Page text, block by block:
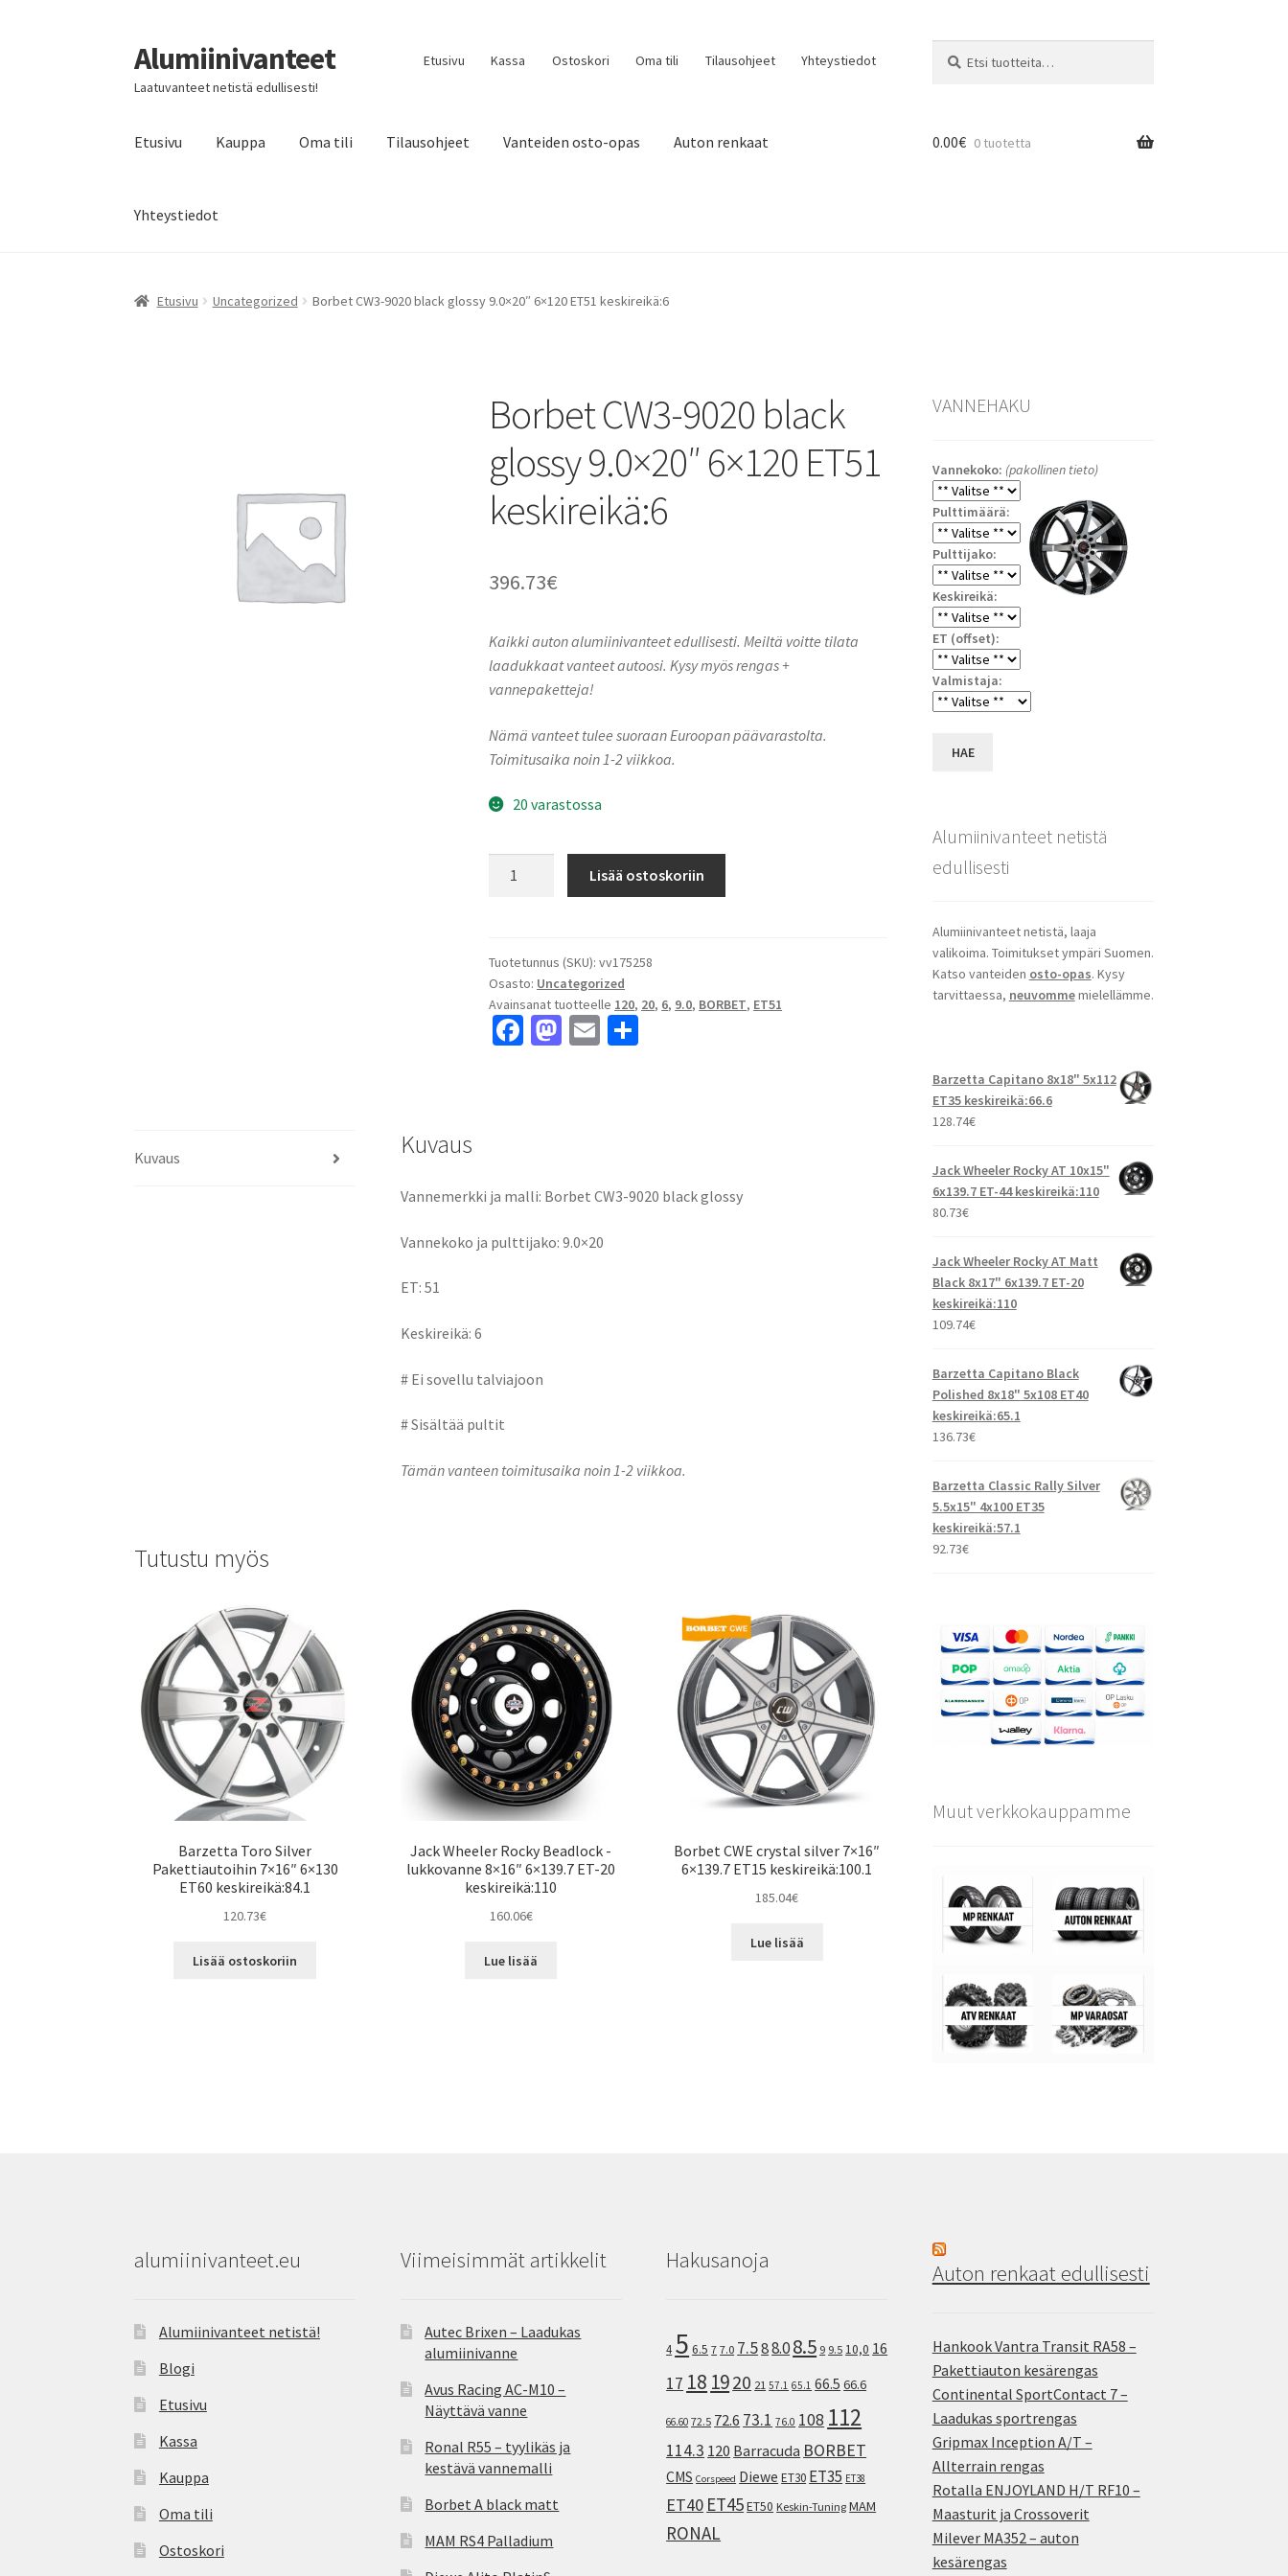
Siirry
navigointiin
Siirry
sisältöön
Alumiinivanteet
Laatuvanteet netistä edullisesti!
Etusivu Kassa Ostoskori Oma tili Tilausohjeet Yhteystiedot
Etusivu Kauppa Oma tili Tilausohjeet Vanteiden osto-opas Auton renkaat
Yhteystiedot
0.00€ 0 tuotetta
Etusivu Uncategorized Borbet CW3-9020 black glossy 9.0×20″ 6×120 ET51 keskireikä:6
Borbet CW3-9020 black
glossy 9.0×20″ 6×120 ET51
keskireikä:6
396.73€
Kaikki auton alumiinivanteet edullisesti. Meiltä voitte tilata
laadukkaat vanteet autoosi. Kysy myös rengas +
vannepaketteja!
Nämä vanteet tulee suoraan Euroopan päävarastolta.
Toimitusaika noin 1-2 viikkoa.
20 varastossa
glossy
9.0x20"
6x120
ET51
Lisää ostoskoriin
Tuotetunnus (SKU):vv175258
Osasto: Uncategorized
Avainsanat tuotteelle 120, 20, 6, 9.0, BORBET, ET51
Fa
k
M
n
E
Kuvaus Kuvaus
Vannemerkki ja malli: Borbet CW3-9020 black glossy
Vannekoko ja pulttijako: 9.0×20
ET: 51
Keskireikä: 6
# Ei sovellu talviajoon
# Sisältää pultit
Tämän vanteen toimitusaika noin 1-2 viikkoa.
Tutustu myös
Barzetta Toro Silver
Pakettiautoihin 7×16″ 6×130
ET60 keskireikä:84.1
120.73€
Lisää ostoskoriin
Jack Wheeler Rocky Beadlock -
lukkovanne 8×16″ 6×139.7 ET-20
keskireikä:110
160.06€
Lue lisää
Borbet CWE crystal silver 7×16″
6×139.7 ET15 keskireikä:100.1
185.04€
Lue lisää
VANNEHAKU
Vannekoko: (pakollinen tieto)
Pulttimäärä:
Pulttijako:
Keskireikä:
ET (offset):
Valmistaja:
HAE
Alumiinivanteet netistä
edullisesti
Alumiinivanteet netistä, laaja
valikoima. Toimitukset ympäri Suomen.
Katso vanteiden osto-opas. Kysy
tarvittaessa, neuvommemielellämme.
Barzetta Capitano 8x18" 5x112
ET35 keskireikä:66.6
128.74€
Jack Wheeler Rocky AT 10x15"
6x139.7 ET-44 keskireikä:110
80.73€
Jack Wheeler Rocky AT Matt
Black 8x17" 6x139.7 ET-20
keskireikä:110
109.74€
Barzetta Capitano Black
Polished 8x18" 5x108 ET40
keskireikä:65.1
136.73€
Barzetta Classic Rally Silver
5.5x15" 4x100 ET35
keskireikä:57.1
92.73€
Muut verkkokauppamme
alumiinivanteet.eu
Alumiinivanteet netistä!
Blogi
Etusivu
Kassa
Kauppa
Oma tili
Ostoskori
Viimeisimmät artikkelit
Autec Brixen – Laadukas
alumiinivanne
Avus Racing AC-M10 –
Näyttävä vanne
Ronal R55 – tyylikäs ja
kestävä vannemalli
Borbet A black matt
MAM RS4 Palladium
Hakusanoja
4 5 6.5 7 7.0 7.588.08.5 9 9.5 10,0 16
17 18 1920 21 57.1 65.1 66.5 66.6
66.60 72.5 72.6 73.1 76.0 108 112
114.3 120 Barracuda BORBET
CMS Corspeed Diewe ET30 ET35 ET38
ET40 ET45ET50 Keskin-Tuning MAM
RONAL
Auton renkaat edullisesti
Hankook Vantra Transit RA58 –
Pakettiauton kesärengas
Continental SportContact 7 –
Laadukas sportrengas
Gripmax Inception A/T –
Allterrain rengas
Rotalla ENJOYLAND H/T RF10 –
Maasturit ja Crossoverit
Milever MA352 – auton
kesärengas